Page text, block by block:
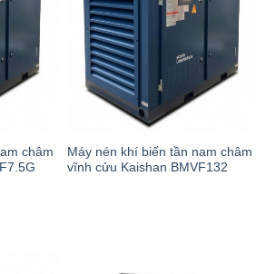
châm
Máy nén khí biến tần nam châm
vĩnh cửu Kaishan BMVF132